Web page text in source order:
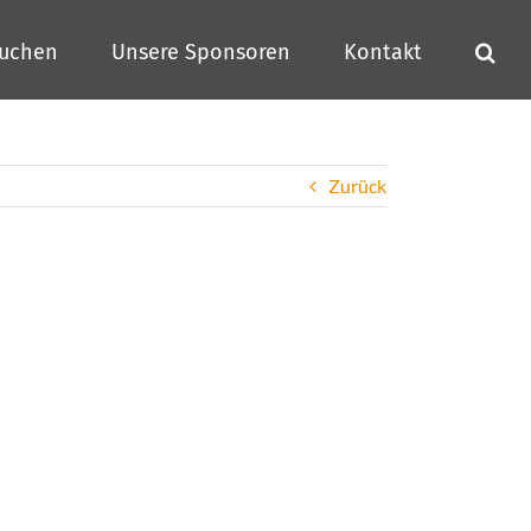
Unsere Sponsoren Kontakt
Zurück